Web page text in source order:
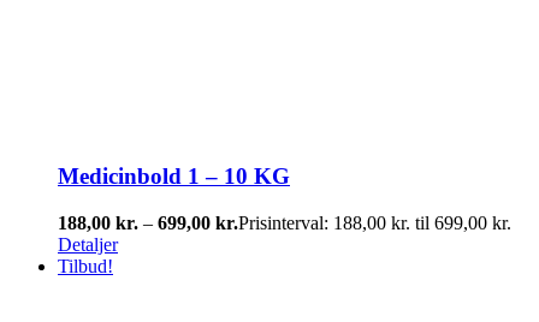
Medicinbold 1 – 10 KG
188,00 kr. – 699,00 kr.Prisinterval: 188,00 kr. til 699,00 kr.
Detaljer
Tilbud!